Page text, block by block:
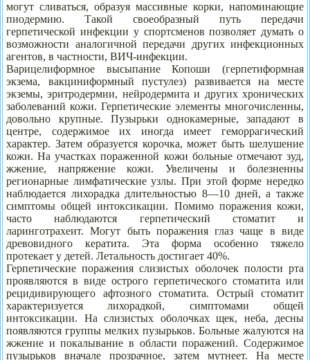
могут сливаться, образуя массивные корки, напоминающие
пиодермию. Такой своеобразный путь передачи
герпетической инфекции у спортсменов позволяет думать о
возможности аналогичной передачи других инфекционных
агентов, в частности, ВИЧ-инфекции.
Варицелиформное высыпание Копоши (герпетиформная
экзема, вакциниформный пустулез) развивается на месте
экземы, эритродермии, нейродермита и других хронических
заболеваний кожи. Герпетические элементы многочисленны,
довольно крупные. Пузырьки однокамерные, западают в
центре, содержимое их иногда имеет геморрагический
характер. Затем образуется корочка, может быть шелушение
кожи. На участках пораженной кожи больные отмечают зуд,
жжение, напряжение кожи. Увеличены и болезненны
регионарные лимфатические узлы. При этой форме нередко
наблюдается лихорадка длительностью 8—10 дней, а также
симптомы общей интоксикации. Помимо поражения кожи,
часто наблюдаются герпетический стоматит и
ларинготрахеит. Могут быть поражения глаз чаще в виде
древовидного кератита. Эта форма особенно тяжело
протекает у детей. Летальность достигает 40%.
Герпетические поражения слизистых оболочек полости рта
проявляются в виде острого герпетического стоматита или
рецидивирующего афтозного стоматита. Острый стоматит
характеризуется лихорадкой, симптомами общей
интоксикации. На слизистых оболочках щек, неба, десны
появляются группы мелких пузырьков. Больные жалуются на
жжение и покалывание в области поражений. Содержимое
пузырьков вначале прозрачное, затем мутнеет. На месте